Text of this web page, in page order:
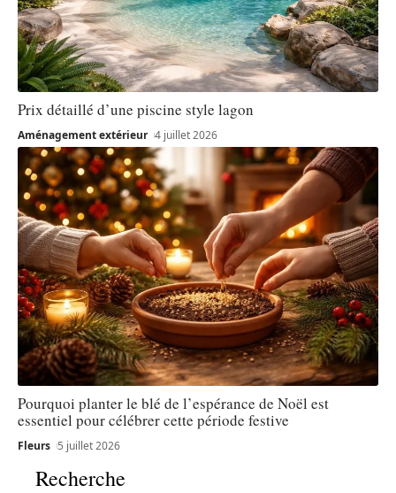
Prix détaillé d’une piscine style lagon
Aménagement extérieur 4 juillet 2026
Pourquoi planter le blé de l’espérance de Noël est
essentiel pour célébrer cette période festive
Fleurs 5 juillet 2026
Recherche